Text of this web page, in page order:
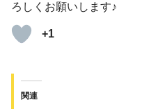
ろしくお願いします♪
+1
関連